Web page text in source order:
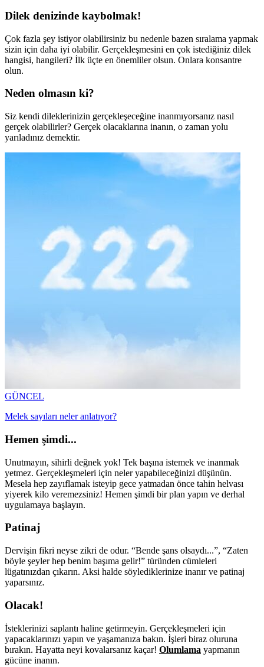
Dilek denizinde kaybolmak!
Çok fazla şey istiyor olabilirsiniz bu nedenle bazen sıralama yapmak
sizin için daha iyi olabilir. Gerçekleşmesini en çok istediğiniz dilek
hangisi, hangileri? İlk üçte en önemliler olsun. Onlara konsantre
olun.
Neden olmasın ki?
Siz kendi dileklerinizin gerçekleşeceğine inanmıyorsanız nasıl
gerçek olabilirler? Gerçek olacaklarına inanın, o zaman yolu
yarıladınız demektir.
GÜNCEL
Melek sayıları neler anlatıyor?
Hemen şimdi...
Unutmayın, sihirli değnek yok! Tek başına istemek ve inanmak
yetmez. Gerçekleşmeleri için neler yapabileceğinizi düşünün.
Mesela hep zayıflamak isteyip gece yatmadan önce tahin helvası
yiyerek kilo veremezsiniz! Hemen şimdi bir plan yapın ve derhal
uygulamaya başlayın.
Patinaj
Dervişin fikri neyse zikri de odur. “Bende şans olsaydı...”, “Zaten
böyle şeyler hep benim başıma gelir!” türünden cümleleri
lügatınızdan çıkarın. Aksi halde söylediklerinize inanır ve patinaj
yaparsınız.
Olacak!
İsteklerinizi saplantı haline getirmeyin. Gerçekleşmeleri için
yapacaklarınızı yapın ve yaşamanıza bakın. İşleri biraz oluruna
bırakın. Hayatta neyi kovalarsanız kaçar! Olumlama yapmanın
gücüne inanın.